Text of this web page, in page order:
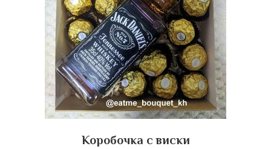
Коробочка с виски